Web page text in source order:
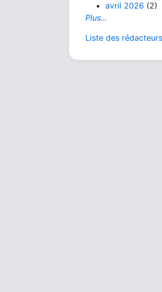
avril 2026 (2)
Plus...
Liste des rédacteurs